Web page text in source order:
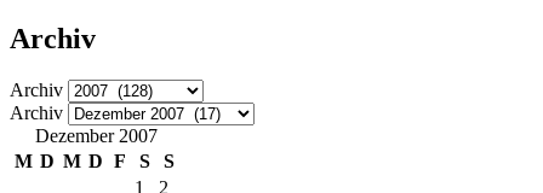
Archiv
Archiv
Archiv
Dezember 2007
M D M D F S
S
1
2